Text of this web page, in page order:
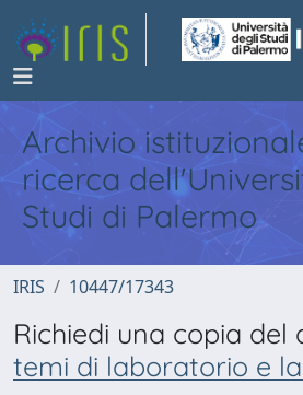
Archivio
ricerca
Studi di Palermo
IRIS 10447/17343
Richiedi una copia del
temi di laboratorio e